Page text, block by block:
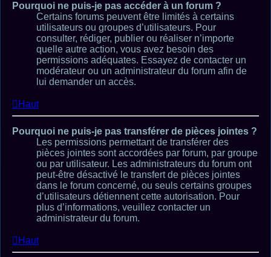
Pourquoi ne puis-je pas accéder à un forum ?
Certains forums peuvent être limités à certains
utilisateurs ou groupes d’utilisateurs. Pour
consulter, rédiger, publier ou réaliser n’importe
quelle autre action, vous avez besoin des
permissions adéquates. Essayez de contacter un
modérateur ou un administrateur du forum afin de
lui demander un accès.
Haut
Pourquoi ne puis-je pas transférer de pièces jointes ?
Les permissions permettant de transférer des
pièces jointes sont accordées par forum, par groupe
ou par utilisateur. Les administrateurs du forum ont
peut-être désactivé le transfert de pièces jointes
dans le forum concerné, ou seuls certains groupes
d’utilisateurs détiennent cette autorisation. Pour
plus d’informations, veuillez contacter un
administrateur du forum.
Haut